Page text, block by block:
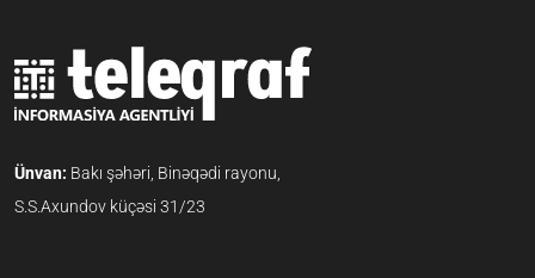
Ünvan: Bakı şəhəri, Binəqədi rayonu,
S.S.Axundov küçəsi 31/23